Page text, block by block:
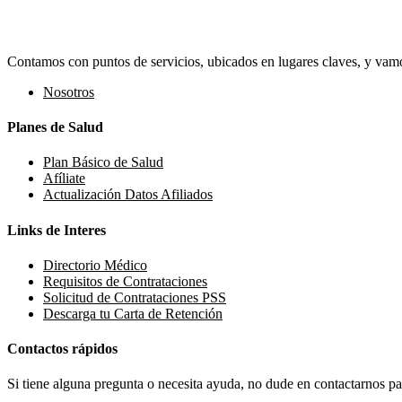
Contamos con puntos de servicios, ubicados en lugares claves, y
Nosotros
Planes de Salud
Plan Básico de Salud
Afíliate
Actualización Datos Afiliados
Links de Interes
Directorio Médico
Requisitos de Contrataciones
Solicitud de Contrataciones PSS
Descarga tu Carta de Retención
Contactos rápidos
Si tiene alguna pregunta o necesita ayuda, no dude en contactarnos